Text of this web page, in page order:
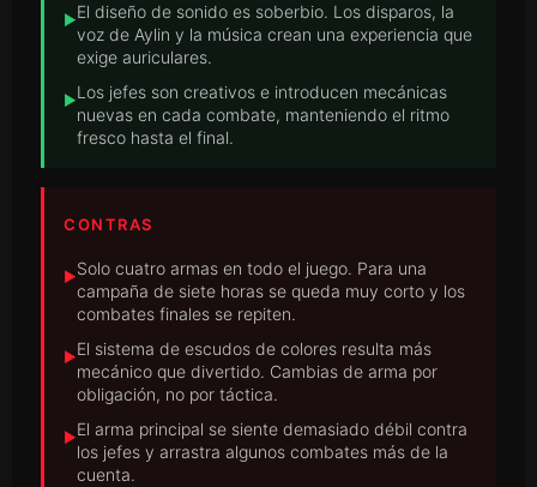
▶El diseño de sonido es soberbio. Los disparos, la
voz de Aylin y la música crean una experiencia que
exige auriculares.
▶Los jefes son creativos e introducen mecánicas
nuevas en cada combate, manteniendo el ritmo
fresco hasta el final.
CONTRAS
▶Solo cuatro armas en todo el juego. Para una
campaña de siete horas se queda muy corto y los
combates finales se repiten.
▶El sistema de escudos de colores resulta más
mecánico que divertido. Cambias de arma por
obligación, no por táctica.
▶El arma principal se siente demasiado débil contra
los jefes y arrastra algunos combates más de la
cuenta.